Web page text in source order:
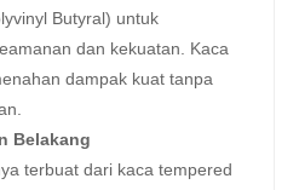
Butyral) untuk
dan kekuatan. Kaca
dampak kuat tanpa
Belakang
terbuat dari kaca tempered